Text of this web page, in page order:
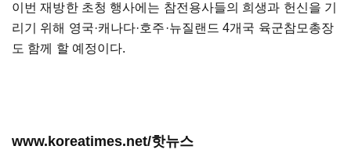
이번 재방한 초청 행사에는 참전용사들의 희생과 헌신을 기
리기 위해 영국·캐나다·호주·뉴질랜드 4개국 육군참모총장
도 함께 할 예정이다.
www.koreatimes.net/핫뉴스